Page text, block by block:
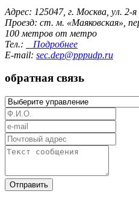
Адрес: 125047, г. Москва, ул. 2-
Проезд: ст. м. «Маяковская»,
100 метров от метро
Тел.:
Подробнее
E-mail: sec.dep@pppudp.ru
обратная связь
Отправить